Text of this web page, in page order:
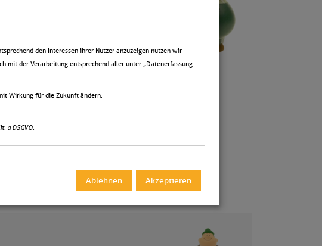
den Interessen ihrer Nutzer anzuzeigen nutzen wir
mit der Verarbeitung entsprechend aller unter „Datenerfassung
Wirkung für die Zukunft ändern.
a DSGVO.
Ablehnen Akzeptieren